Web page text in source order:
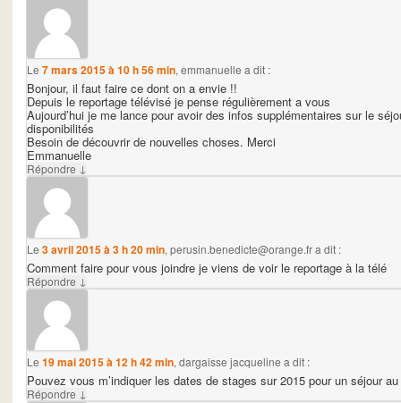
Le 7 mars 2015 à 10 h 56 min, emmanuelle a dit :
Bonjour, il faut faire ce dont on a envie !!
Depuis le reportage télévisé je pense régulièrement a vous
Aujourd’hui je me lance pour avoir des infos supplémentaires sur le
disponibilités
Besoin de découvrir de nouvelles choses. Merci
Emmanuelle
Répondre ↓
Le 3 avril 2015 à 3 h 20 min, perusin.benedicte@orange.fra dit :
Comment faire pour vous joindre je viens de voir le reportage à la télé
Répondre ↓
Le 19 mai 2015 à 12 h 42 min, dargaisse jacqueline a dit :
Pouvez vous m’indiquer les dates de stages sur 2015 pour un séjour
Répondre ↓